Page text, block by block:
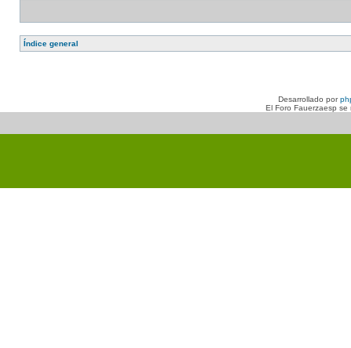
Índice general
Desarrollado por
El Foro Fauerzaesp